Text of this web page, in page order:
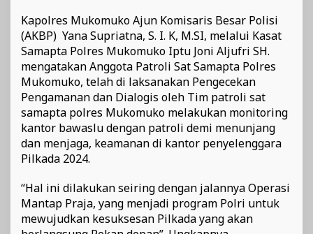
Kapolres Mukomuko Ajun Komisaris Besar Polisi
(AKBP) Yana Supriatna, S. I. K, M.SI, melalui Kasat
Samapta Polres Mukomuko Iptu Joni Aljufri SH.
mengatakan Anggota Patroli Sat Samapta Polres
Mukomuko, telah di laksanakan Pengecekan
Pengamanan dan Dialogis oleh Tim patroli sat
samapta polres Mukomuko melakukan monitoring
kantor bawaslu dengan patroli demi menunjang
dan menjaga, keamanan di kantor penyelenggara
Pilkada 2024.
“Hal ini dilakukan seiring dengan jalannya Operasi
Mantap Praja, yang menjadi program Polri untuk
mewujudkan kesuksesan Pilkada yang akan